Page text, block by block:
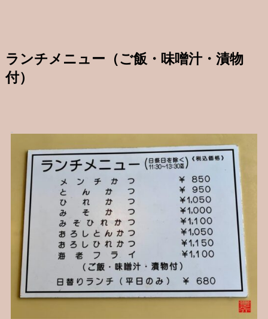
ランチメニュー（ご飯・味噌汁・漬物
付）